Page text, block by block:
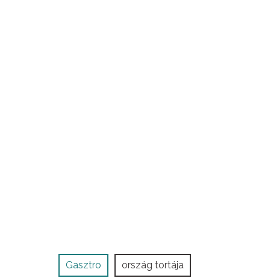
Gasztro ország tortája